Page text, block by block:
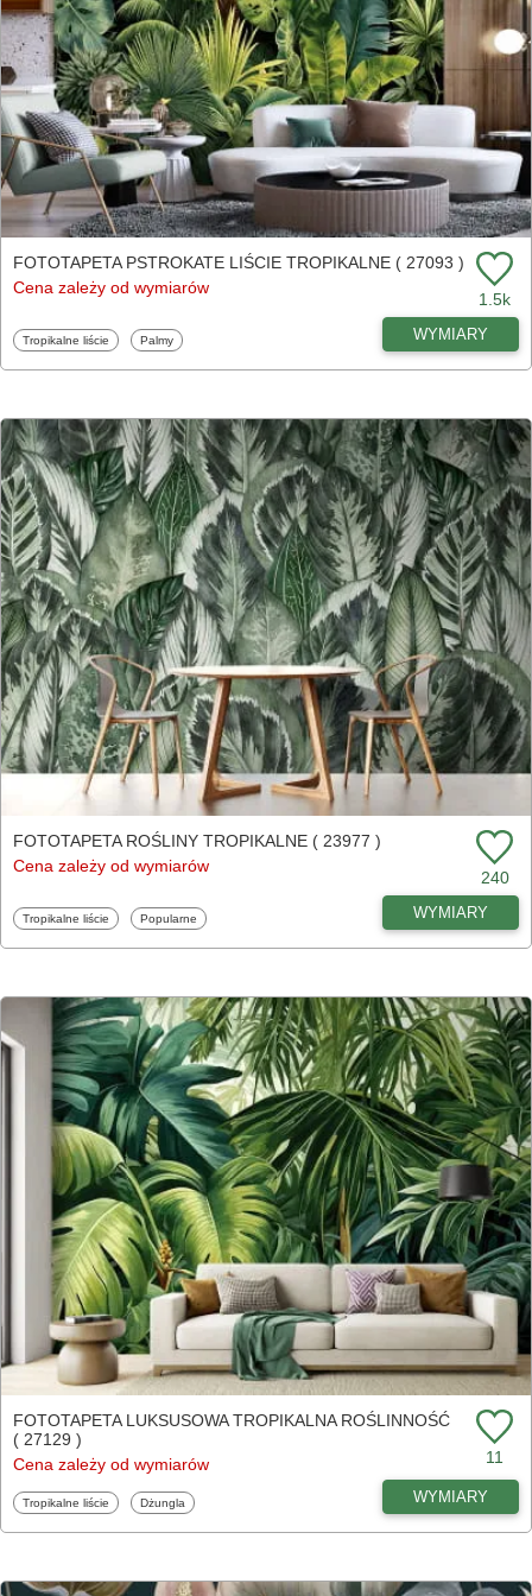
FOTOTAPETA PSTROKATE LIŚCIE TROPIKALNE ( 27093 )
Cena zależy od wymiarów
1.5k
Fototapety
Tropikalne liście Fototapety
Palmy WYMIARY
FOTOTAPETA ROŚLINY TROPIKALNE ( 23977 )
Cena zależy od wymiarów
240
Fototapety
Tropikalne liście Fototapety
Popularne WYMIARY
FOTOTAPETA LUKSUSOWA TROPIKALNA ROŚLINNOŚĆ
( 27129 )
Cena zależy od wymiarów
11
Fototapety
Tropikalne liście Fototapety
Dżungla WYMIARY